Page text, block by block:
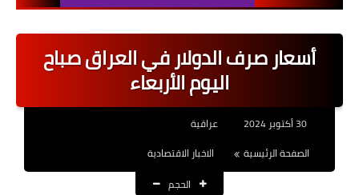
اخبار القطاع العام
اخبار القطاع الخاص
العقود والاجور اليومية
أسعار صرف الدولار في العراق صباح
اليوم الأربعاء
30 أكتوبر 2024
عراقية
الصفحة الرئيسية
الاخبار الاقتصادية
الحجم